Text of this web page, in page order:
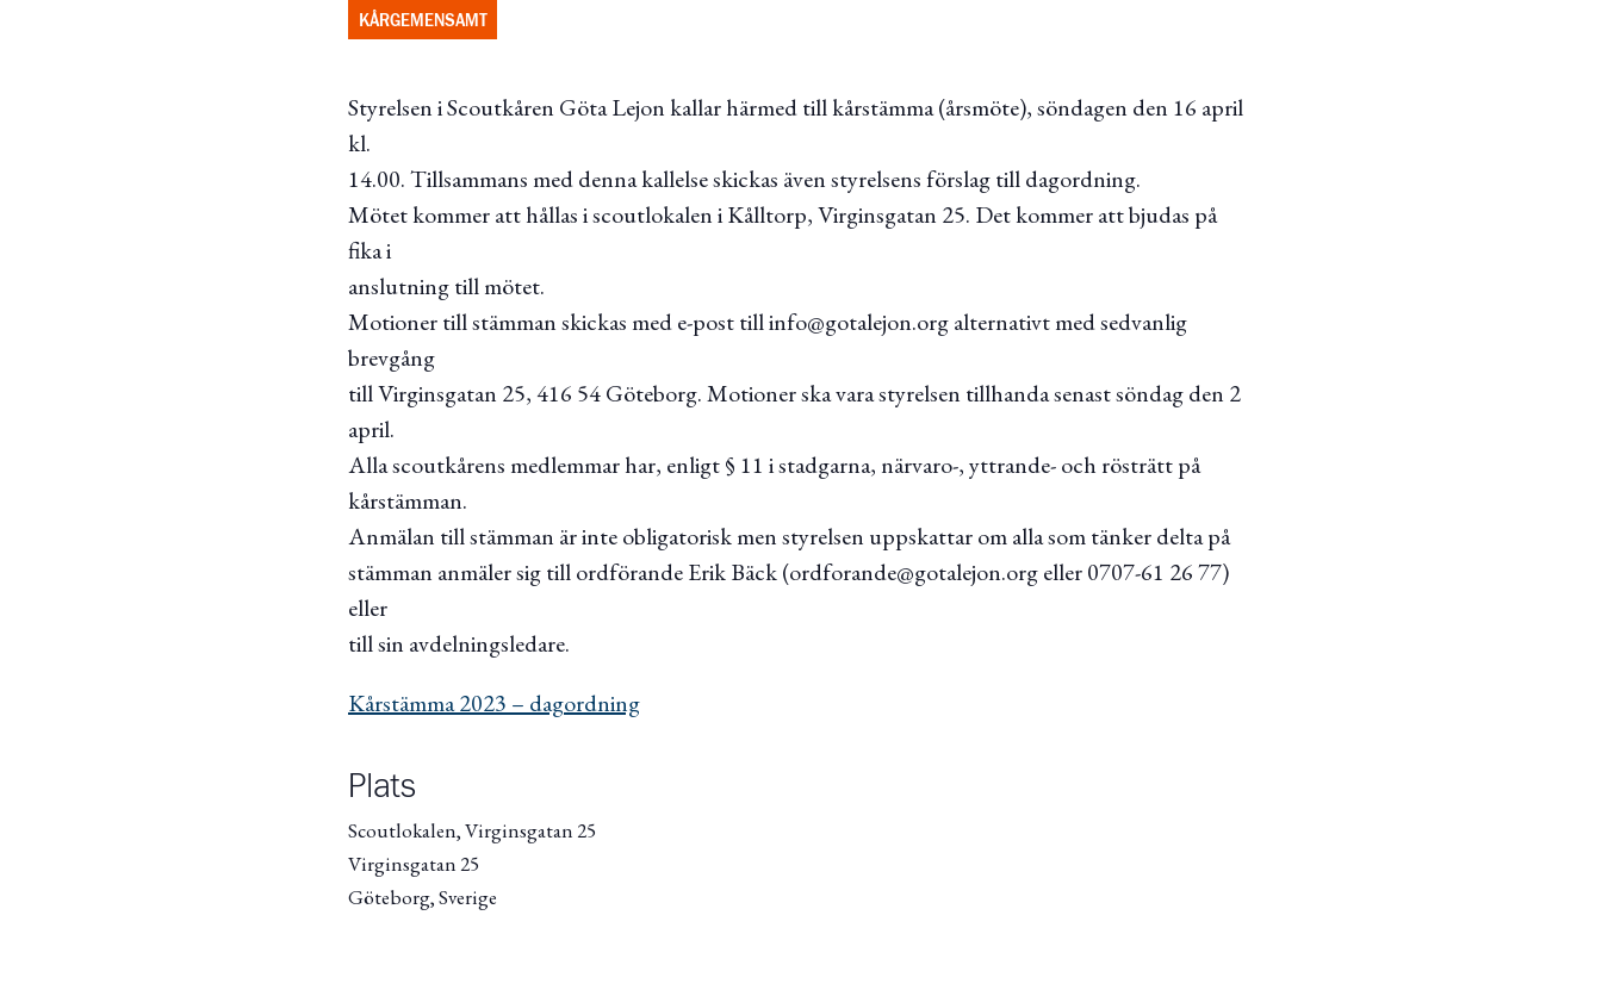
KÅRGEMENSAMT
Styrelsen i Scoutkåren Göta Lejon kallar härmed till kårstämma (årsmöte), söndagen den 16 april
kl.
14.00. Tillsammans med denna kallelse skickas även styrelsens förslag till dagordning.
Mötet kommer att hållas i scoutlokalen i Kålltorp, Virginsgatan 25. Det kommer att bjudas på
fika i
anslutning till mötet.
Motioner till stämman skickas med e-post till info@gotalejon.org alternativt med sedvanlig
brevgång
till Virginsgatan 25, 416 54 Göteborg. Motioner ska vara styrelsen tillhanda senast söndag den 2
april.
Alla scoutkårens medlemmar har, enligt § 11 i stadgarna, närvaro-, yttrande- och rösträtt på
kårstämman.
Anmälan till stämman är inte obligatorisk men styrelsen uppskattar om alla som tänker delta på
stämman anmäler sig till ordförande Erik Bäck (ordforande@gotalejon.org eller 0707-61 26 77)
eller
till sin avdelningsledare.
Kårstämma 2023 – dagordning
Plats
Scoutlokalen, Virginsgatan 25
Virginsgatan 25
Göteborg,Sverige